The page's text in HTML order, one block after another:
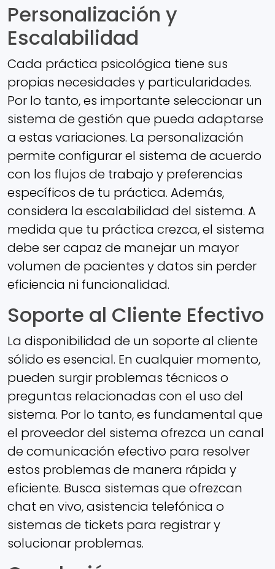
Personalización y
Escalabilidad
Cada práctica psicológica tiene sus
propias necesidades y particularidades.
Por lo tanto, es importante seleccionar un
sistema de gestión que pueda adaptarse
a estas variaciones. La personalización
permite configurar el sistema de acuerdo
con los flujos de trabajo y preferencias
específicos de tu práctica. Además,
considera la escalabilidad del sistema. A
medida que tu práctica crezca, el sistema
debe ser capaz de manejar un mayor
volumen de pacientes y datos sin perder
eficiencia ni funcionalidad.
Soporte al Cliente Efectivo
La disponibilidad de un soporte al cliente
sólido es esencial. En cualquier momento,
pueden surgir problemas técnicos o
preguntas relacionadas con el uso del
sistema. Por lo tanto, es fundamental que
el proveedor del sistema ofrezca un canal
de comunicación efectivo para resolver
estos problemas de manera rápida y
eficiente. Busca sistemas que ofrezcan
chat en vivo, asistencia telefónica o
sistemas de tickets para registrar y
solucionar problemas.